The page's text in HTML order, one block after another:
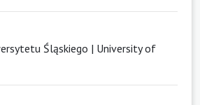
Śląskiego | University of